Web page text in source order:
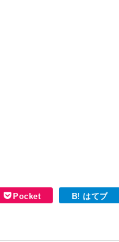
Pocket B! はてブ